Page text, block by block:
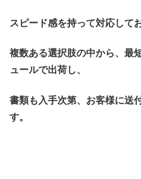
スピード感を持って対応して
複数ある選択肢の中から、最
ュールで出荷し、
書類も入手次第、お客様に送
す。